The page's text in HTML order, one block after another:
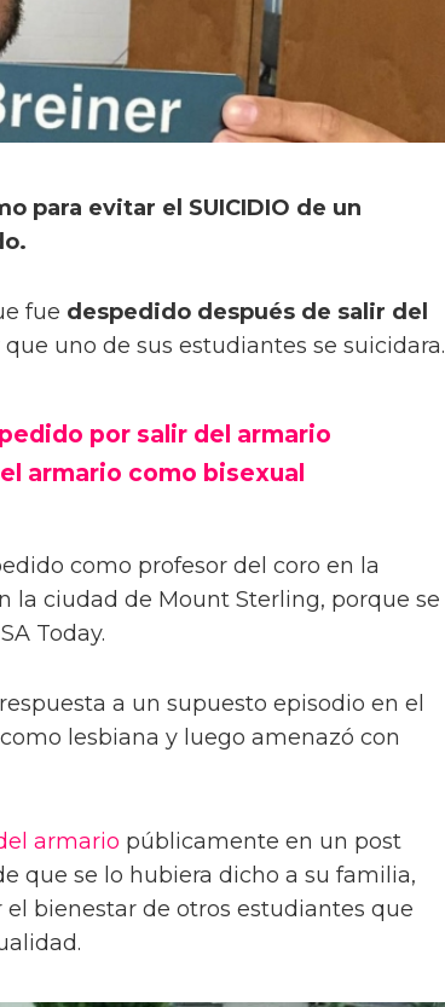
para evitar el SUICIDIO de un
fue despedido después de salir del
uno de sus estudiantes se suicidara.
por salir del armario
armario como bisexual
como profesor del coro en la
la ciudad de Mount Sterling, porque se
Today.
a un supuesto episodio en el
lesbiana y luego amenazó con
armario públicamente en un post
que se lo hubiera dicho a su familia,
bienestar de otros estudiantes que